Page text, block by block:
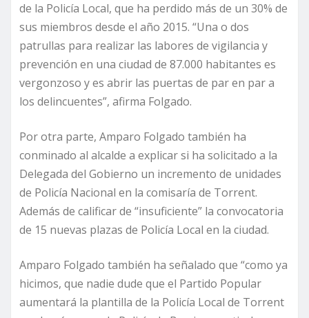
de la Policía Local, que ha perdido más de un 30% de
sus miembros desde el año 2015. “Una o dos
patrullas para realizar las labores de vigilancia y
prevención en una ciudad de 87.000 habitantes es
vergonzoso y es abrir las puertas de par en par a
los delincuentes”, afirma Folgado.
Por otra parte, Amparo Folgado también ha
conminado al alcalde a explicar si ha solicitado a la
Delegada del Gobierno un incremento de unidades
de Policía Nacional en la comisaría de Torrent.
Además de calificar de “insuficiente” la convocatoria
de 15 nuevas plazas de Policía Local en la ciudad.
Amparo Folgado también ha señalado que “como ya
hicimos, que nadie dude que el Partido Popular
aumentará la plantilla de la Policía Local de Torrent